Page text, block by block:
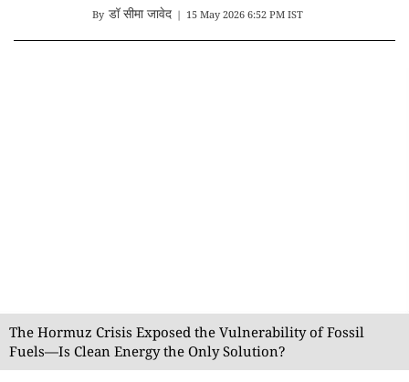
By डॉ सीमा जावेद | 15 May 2026 6:52 PM IST
The Hormuz Crisis Exposed the Vulnerability of Fossil
Fuels—Is Clean Energy the Only Solution?